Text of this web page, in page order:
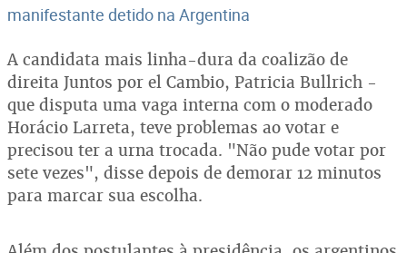
manifestante detido na Argentina
A candidata mais linha-dura da coalizão de
direita Juntos por el Cambio, Patricia Bullrich -
que disputa uma vaga interna com o moderado
Horácio Larreta, teve problemas ao votar e
precisou ter a urna trocada. "Não pude votar por
sete vezes", disse depois de demorar 12 minutos
para marcar sua escolha.